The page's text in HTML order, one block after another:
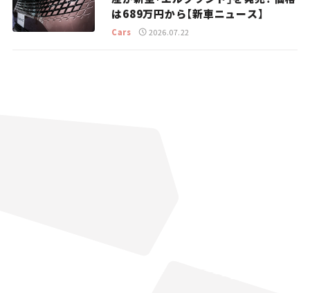
は689万円から【新車ニュース】
Cars 2026.07.22